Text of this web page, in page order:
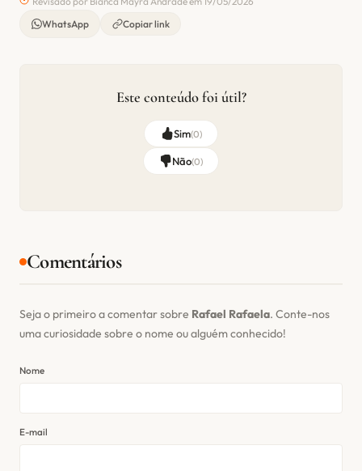
WhatsApp
Copiar link
Este conteúdo foi útil?
Sim(0)
Não(0)
Comentários
Seja o primeiro a comentar sobre Rafael Rafaela. Conte-nos
uma curiosidade sobre o nome ou alguém conhecido!
Nome
E-mail